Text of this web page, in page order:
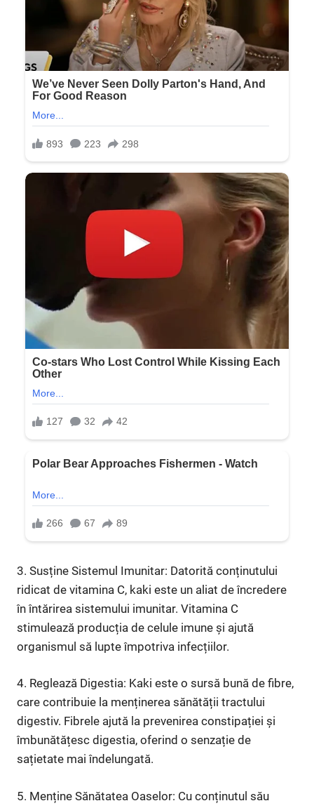
3. Susține Sistemul Imunitar: Datorită conținutului
ridicat de vitamina C, kaki este un aliat de încredere
în întărirea sistemului imunitar. Vitamina C
stimulează producția de celule imune și ajută
organismul să lupte împotriva infecțiilor.
4. Reglează Digestia: Kaki este o sursă bună de fibre,
care contribuie la menținerea sănătății tractului
digestiv. Fibrele ajută la prevenirea constipației și
îmbunătățesc digestia, oferind o senzație de
sațietate mai îndelungată.
5. Menține Sănătatea Oaselor: Cu conținutul său